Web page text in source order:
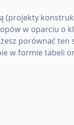
(projekty
w oparciu o
porównać ten
w formie tabeli